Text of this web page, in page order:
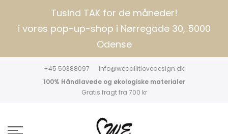
Tusind TAK for de måneder!
i vores pop-up-shop i Nørregade 30, 5000
Odense
+45 50388097
info@wecallitlovedesign.dk
100% Håndlavede og økologiske materialer
Gratis fragt fra 700 kr